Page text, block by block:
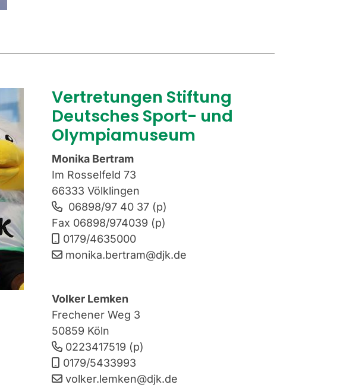
Vertretungen Stiftung
Deutsches Sport- und
Olympiamuseum
Monika Bertram
Im Rosselfeld 73
66333 Völklingen
06898/97 40 37 (p)
Fax 06898/974039 (p)
0179/4635000
monika.bertram@djk.de
Volker Lemken
Frechener Weg 3
50859 Köln
0223417519 (p)
0179/5433993
volker.lemken@djk.de